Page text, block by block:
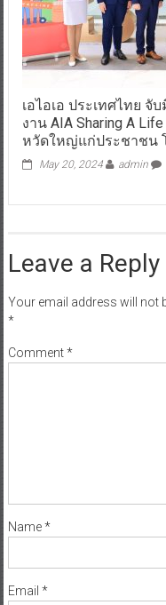
เอไอเอ ประเทศไทย จั
งาน AIA Sharing A
หวัดใหญ่แก่ประชาชน
May 20, 2024 admin
Leave a Reply
Your email address will not
*
Comment*
Name*
Email *